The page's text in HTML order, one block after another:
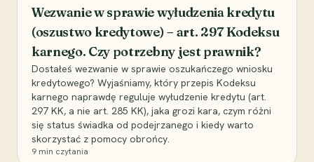
Wezwanie w sprawie wyłudzenia kredytu
(oszustwo kredytowe) – art. 297 Kodeksu
karnego. Czy potrzebny jest prawnik?
Dostałeś wezwanie w sprawie oszukańczego wniosku
kredytowego? Wyjaśniamy, który przepis Kodeksu
karnego naprawdę reguluje wyłudzenie kredytu (art.
297 KK, a nie art. 285 KK), jaka grozi kara, czym różni
się status świadka od podejrzanego i kiedy warto
skorzystać z pomocy obrońcy.
9 min czytania